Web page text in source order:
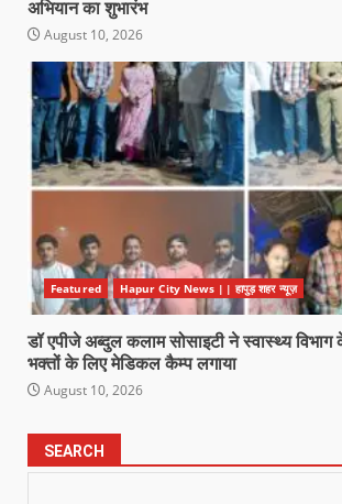
अभियान का शुभारंभ
August 10, 2026
Featured Hapur City News || हापुड़ शहर न्यूज़
डॉ एपीजे अब्दुल कलाम सोसाइटी ने स्वास्थ्य
भक्तों के लिए मेडिकल कैम्प लगाया
August 10, 2026
SEARCH